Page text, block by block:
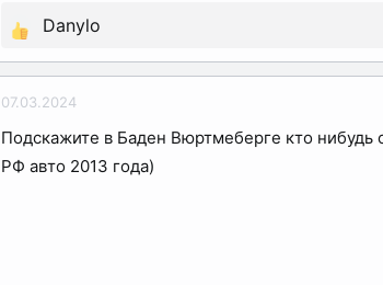
Р
е
ц
и
Danylo
07.03.2024
Подскажите в Баден Вюртмеберге кто нибудь
РФ авто 2013 года)